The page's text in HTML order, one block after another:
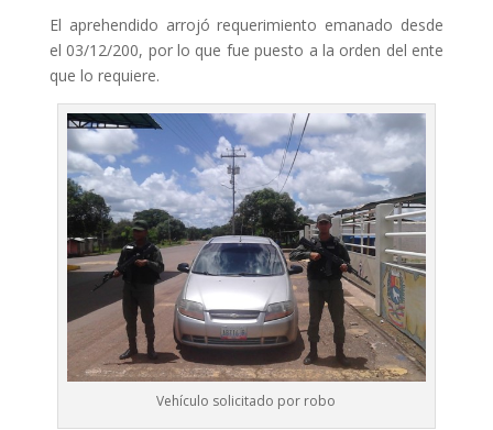
El aprehendido arrojó requerimiento emanado desde
el 03/12/200, por lo que fue puesto a la orden del ente
que lo requiere.
Vehículo solicitado por robo